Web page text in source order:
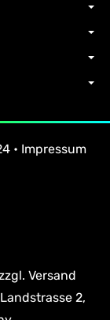
• Impressum
Versand
2,